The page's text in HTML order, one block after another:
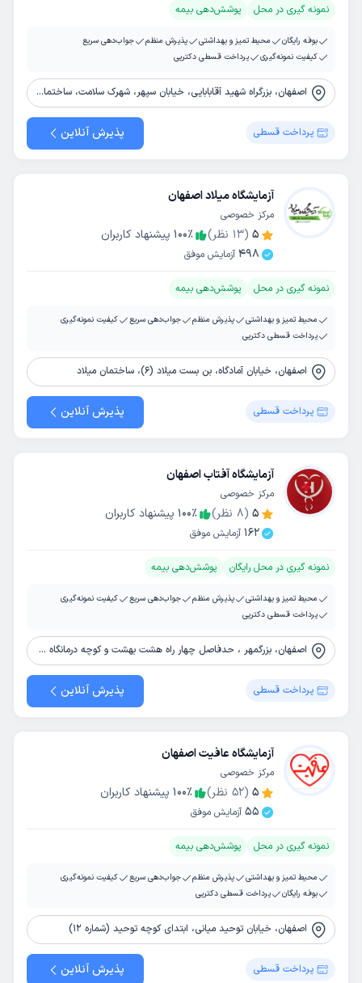
نمونه گیری در محل پوشش‌دهی بیمه
بوفه رایگان محیط تمیز و بهداشتی پذیرش منظم
جواب‌دهی سریع
کیفیت نمونه‌گیری
پرداخت قسطی دکترپی
اصفهان، بزرگراه شهید آقابابایی، خیابان سپهر، شهرک سلامت، ساختمان2، طبقه اول، آزمایشگاه ملل
پرداخت قسطی پذیرش آنلاین
آزمایشگاه میلاد اصفهان
مرکز خصوصی
5
(
13 نظر) 100٪
پیشنهاد کاربران
498 آزمایش موفق
نمونه گیری در محل پوشش‌دهی بیمه
محیط تمیز و بهداشتی پذیرش منظم جواب‌دهی سریع
کیفیت نمونه‌گیری
پرداخت قسطی دکترپی
اصفهان، خیابان آمادگاه، بن بست میلاد (6)، ساختمان میلاد
پرداخت قسطی پذیرش آنلاین
آزمایشگاه آفتاب اصفهان
مرکز خصوصی
5
(
8 نظر) 100٪
پیشنهاد کاربران
162 آزمایش موفق
نمونه گیری در محل رایگان پوشش‌دهی بیمه
محیط تمیز و بهداشتی پذیرش منظم جواب‌دهی سریع
کیفیت نمونه‌گیری
پرداخت قسطی دکترپی
اصفهان، بزرگمهر ، حدفاصل چهار راه هشت بهشت و کوچه درمانگاه صدوقی ، روبروی خیابان رکن الدوله
پرداخت قسطی پذیرش آنلاین
آزمایشگاه عافیت اصفهان
مرکز خصوصی
5
(
52 نظر) 100٪
پیشنهاد کاربران
55 آزمایش موفق
نمونه گیری در محل پوشش‌دهی بیمه
محیط تمیز و بهداشتی پذیرش منظم جواب‌دهی سریع
کیفیت نمونه‌گیری
بوفه رایگان
پرداخت قسطی دکترپی
اصفهان، خیابان توحید میانی، ابتدای کوچه توحید (شماره 12)
پرداخت قسطی پذیرش آنلاین